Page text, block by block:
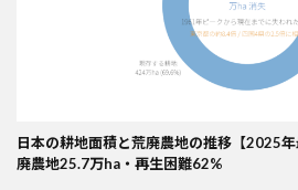
日本の耕地面積と荒廃農地の推移【2025
廃農地25.7万ha・再生困難62%